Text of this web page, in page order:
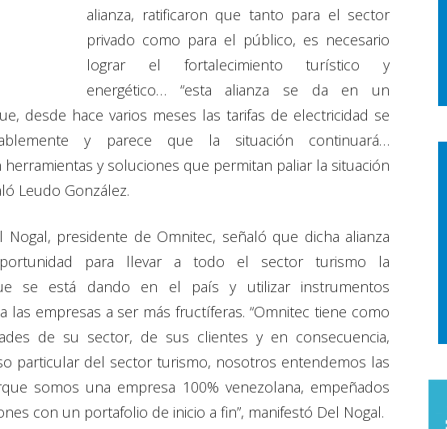
alianza, ratificaron que tanto para el sector
privado como para el público, es necesario
lograr el fortalecimiento turístico y
energético… “esta alianza se da en un
desde hace varios meses las tarifas de electricidad se
y parece que la situación continuará…
y soluciones que permitan paliar la situación
Leudo González.
presidente de Omnitec, señaló que dicha alianza
para llevar a todo el sector turismo la
se está dando en el país y utilizar instrumentos
las empresas a ser más fructíferas. “Omnitec tiene como
de su sector, de sus clientes y en consecuencia,
particular del sector turismo, nosotros entendemos las
somos una empresa 100% venezolana, empeñados
con un portafolio de inicio a fin”, manifestó Del Nogal.